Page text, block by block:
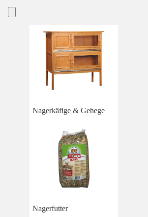
Nagerkäfige & Gehege
Nagerfutter